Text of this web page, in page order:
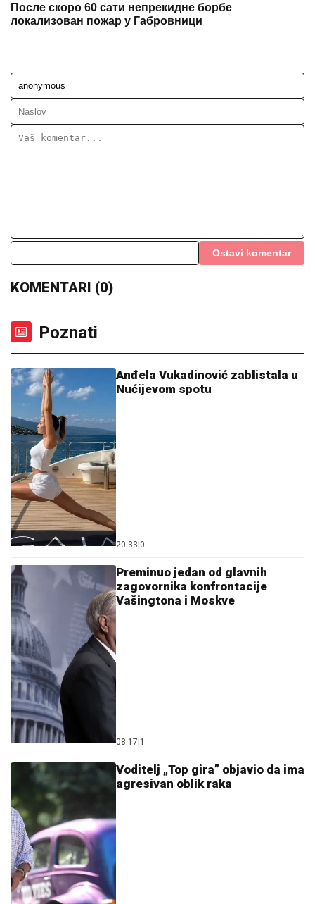
После скоро 60 сати непрекидне борбе
локализован пожар у Габровници
Ostavi komentar
KOMENTARI (0)
Poznati
Anđela Vukadinović zablistala u
Nućijevom spotu
20:33|0
Preminuo jedan od glavnih
zagovornika konfrontacije
Vašingtona i Moskve
08:17|1
Voditelj „Top gira” objavio da ima
agresivan oblik raka